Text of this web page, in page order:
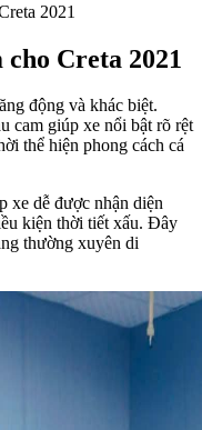
2021
cho Creta 2021
động và khác biệt.
cam giúp xe nổi bật rõ rệt
thể hiện phong cách cá
xe dễ được nhận diện
kiện thời tiết xấu. Đây
thường xuyên di